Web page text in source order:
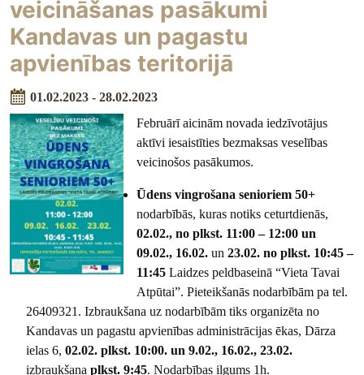
veicināšanas pasākumi
Kandavas un pagastu
apvienības teritorijā
01.02.2023 - 28.02.2023
Februārī aicinām novada iedzīvotājus
aktīvi iesaistīties bezmaksas veselības
veicinošos pasākumos.
Ūdens vingrošana senioriem 50+
nodarbībās, kuras notiks ceturtdienās,
02.02., no plkst. 11:00 – 12:00 un
09.02., 16.02.un23.02. no plkst. 10:45 –
11:45Laidzes peldbaseinā “Vieta Tavai
Atpūtai”. Pieteikšanās nodarbībām pa tel.
26409321. Izbraukšana uz nodarbībām tiks organizēta no
Kandavas un pagastu apvienības administrācijas ēkas, Dārza
ielas 6,02.02. plkst. 10:00. un 9.02., 16.02., 23.02.
izbraukšanaplkst. 9:45. Nodarbības ilgums 1h.